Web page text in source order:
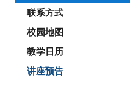
联系方式
校园地图
教学日历
讲座预告